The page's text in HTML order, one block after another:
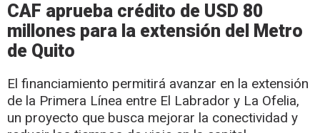
CAF aprueba crédito de USD 80
millones para la extensión del Metro
de Quito
El financiamiento permitirá avanzar en la extensión
de la Primera Línea entre El Labrador y La Ofelia,
un proyecto que busca mejorar la conectividad y